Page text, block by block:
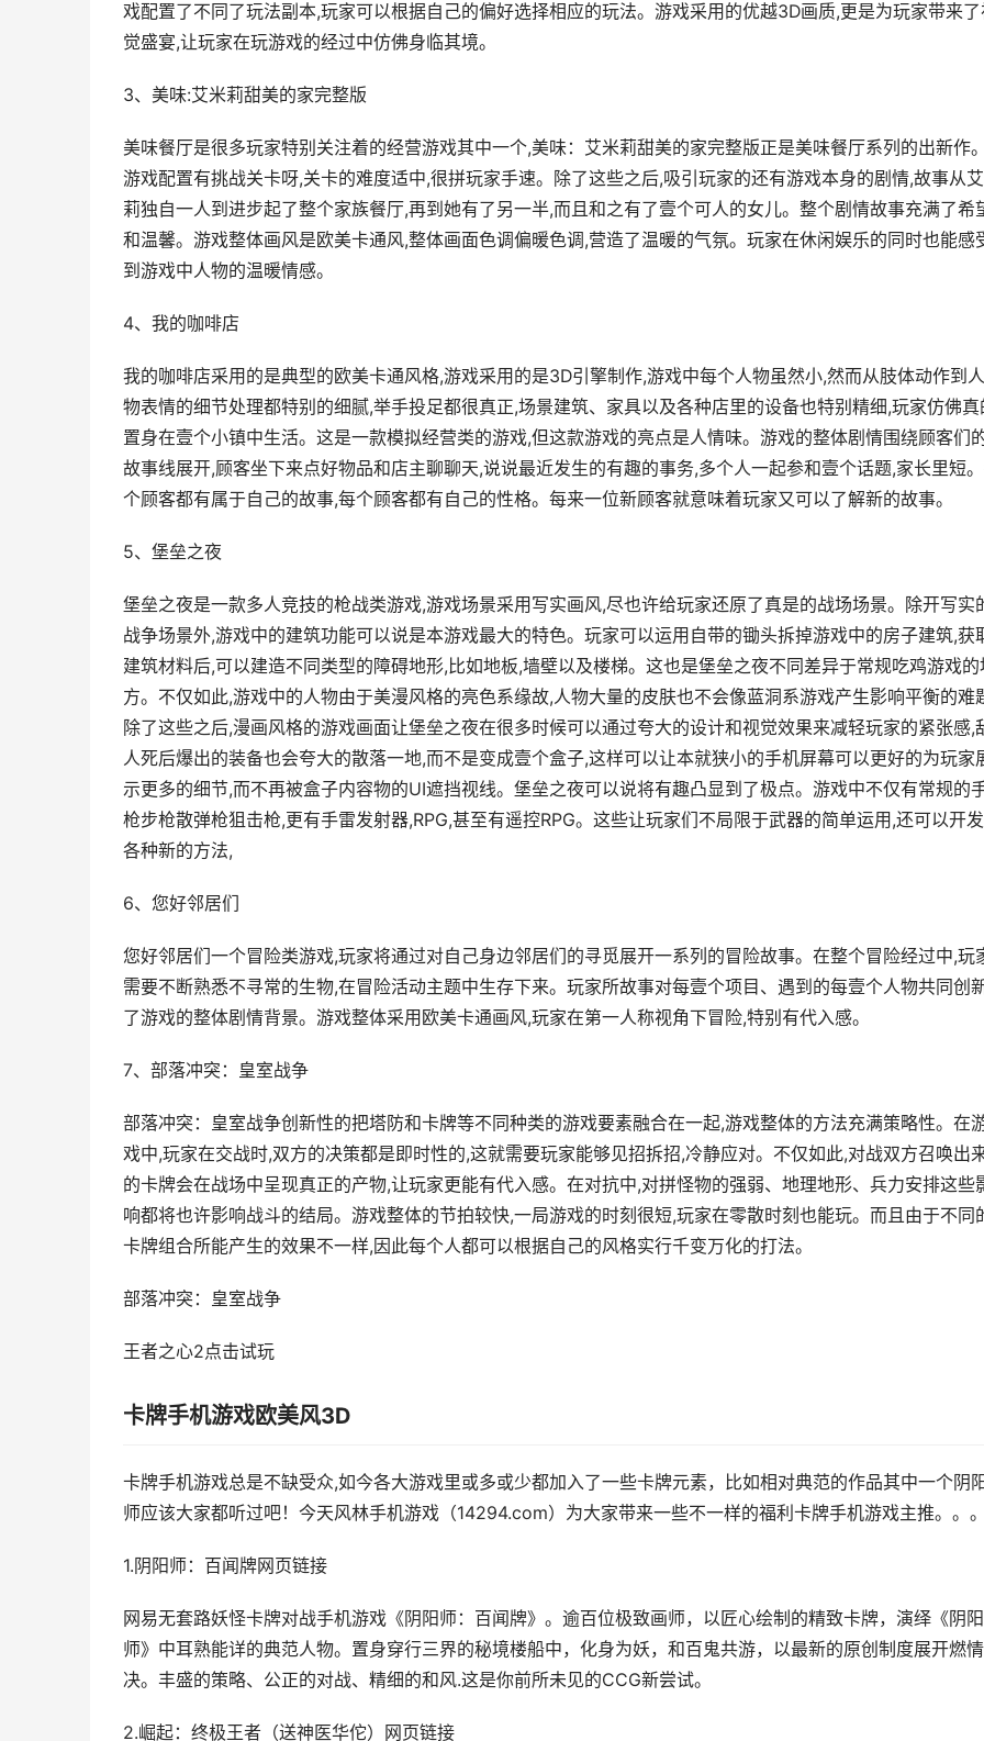
戏配置了不同了玩法副本,玩家可以根据自己的偏好选择相应的玩法。游戏采用的优越3D画质,更是为玩家带来
觉盛宴,让玩家在玩游戏的经过中仿佛身临其境。
3、美味:艾米莉甜美的家完整版
美味餐厅是很多玩家特别关注着的经营游戏其中一个,美味：艾米莉甜美的家完整版正是美味餐厅系列的出新作。
游戏配置有挑战关卡呀,关卡的难度适中,很拼玩家手速。除了这些之后,吸引玩家的还有游戏本身的剧情,故事从
莉独自一人到进步起了整个家族餐厅,再到她有了另一半,而且和之有了壹个可人的女儿。整个剧情故事充满了希
和温馨。游戏整体画风是欧美卡通风,整体画面色调偏暖色调,营造了温暖的气氛。玩家在休闲娱乐的同时也能感
到游戏中人物的温暖情感。
4、我的咖啡店
我的咖啡店采用的是典型的欧美卡通风格,游戏采用的是3D引擎制作,游戏中每个人物虽然小,然而从肢体动作到人
物表情的细节处理都特别的细腻,举手投足都很真正,场景建筑、家具以及各种店里的设备也特别精细,玩家仿佛真
置身在壹个小镇中生活。这是一款模拟经营类的游戏,但这款游戏的亮点是人情味。游戏的整体剧情围绕顾客们
故事线展开,顾客坐下来点好物品和店主聊聊天,说说最近发生的有趣的事务,多个人一起参和壹个话题,家长里短
个顾客都有属于自己的故事,每个顾客都有自己的性格。每来一位新顾客就意味着玩家又可以了解新的故事。
5、堡垒之夜
堡垒之夜是一款多人竞技的枪战类游戏,游戏场景采用写实画风,尽也许给玩家还原了真是的战场场景。除开写实
战争场景外,游戏中的建筑功能可以说是本游戏最大的特色。玩家可以运用自带的锄头拆掉游戏中的房子建筑,获
建筑材料后,可以建造不同类型的障碍地形,比如地板,墙壁以及楼梯。这也是堡垒之夜不同差异于常规吃鸡游戏的
方。不仅如此,游戏中的人物由于美漫风格的亮色系缘故,人物大量的皮肤也不会像蓝洞系游戏产生影响平衡的难
除了这些之后,漫画风格的游戏画面让堡垒之夜在很多时候可以通过夸大的设计和视觉效果来减轻玩家的紧张感,
人死后爆出的装备也会夸大的散落一地,而不是变成壹个盒子,这样可以让本就狭小的手机屏幕可以更好的为玩家
示更多的细节,而不再被盒子内容物的UI遮挡视线。堡垒之夜可以说将有趣凸显到了极点。游戏中不仅有常规的
枪步枪散弹枪狙击枪,更有手雷发射器,RPG,甚至有遥控RPG。这些让玩家们不局限于武器的简单运用,还可以开
各种新的方法,
6、您好邻居们
您好邻居们一个冒险类游戏,玩家将通过对自己身边邻居们的寻觅展开一系列的冒险故事。在整个冒险经过中,玩
需要不断熟悉不寻常的生物,在冒险活动主题中生存下来。玩家所故事对每壹个项目、遇到的每壹个人物共同创
了游戏的整体剧情背景。游戏整体采用欧美卡通画风,玩家在第一人称视角下冒险,特别有代入感。
7、部落冲突：皇室战争
部落冲突：皇室战争创新性的把塔防和卡牌等不同种类的游戏要素融合在一起,游戏整体的方法充满策略性。在
戏中,玩家在交战时,双方的决策都是即时性的,这就需要玩家能够见招拆招,冷静应对。不仅如此,对战双方召唤出
的卡牌会在战场中呈现真正的产物,让玩家更能有代入感。在对抗中,对拼怪物的强弱、地理地形、兵力安排这些
响都将也许影响战斗的结局。游戏整体的节拍较快,一局游戏的时刻很短,玩家在零散时刻也能玩。而且由于不同
卡牌组合所能产生的效果不一样,因此每个人都可以根据自己的风格实行千变万化的打法。
部落冲突：皇室战争
王者之心2点击试玩
卡牌手机游戏欧美风3D
卡牌手机游戏总是不缺受众,如今各大游戏里或多或少都加入了一些卡牌元素，比如相对典范的作品其中一个阴
师应该大家都听过吧！今天风林手机游戏（14294.com）为大家带来一些不一样的福利卡牌手机游戏主推。。。
1.阴阳师：百闻牌网页链接
网易无套路妖怪卡牌对战手机游戏《阴阳师：百闻牌》。逾百位极致画师，以匠心绘制的精致卡牌，演绎《阴阳
师》中耳熟能详的典范人物。置身穿行三界的秘境楼船中，化身为妖，和百鬼共游，以最新的原创制度展开燃
决。丰盛的策略、公正的对战、精细的和风.这是你前所未见的CCG新尝试。
2.崛起：终极王者（送神医华佗）网页链接